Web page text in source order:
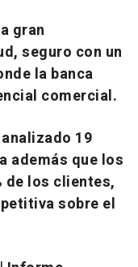
gran
seguro con un
la banca
comercial.
19
además que los
de los clientes,
sobre el